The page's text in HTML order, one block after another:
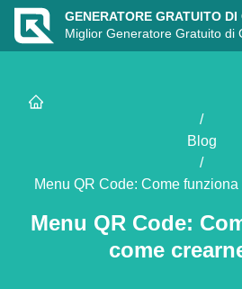
GENERATORE GRATUITO DI
Miglior Generatore Gratuito di
/
Blog
/
Menu QR Code: Come
Menu QR Code:
come